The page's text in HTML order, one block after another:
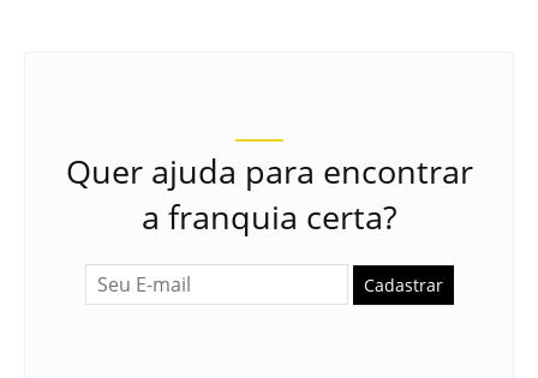
Quer ajuda para encontrar
a franquia certa?
Cadastrar